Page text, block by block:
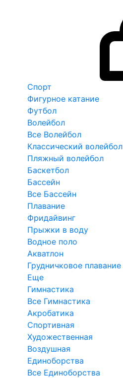
Спорт
Фигурное катание
Футбол
Волейбол
Все Волейбол
Классический волейбол
Пляжный волейбол
Баскетбол
Бассейн
Все Бассейн
Плавание
Фридайвинг
Прыжки в воду
Водное поло
Акватлон
Грудничковое плавание
Еще
Гимнастика
Все Гимнастика
Акробатика
Спортивная
Художественная
Воздушная
Единоборства
Все Единоборства